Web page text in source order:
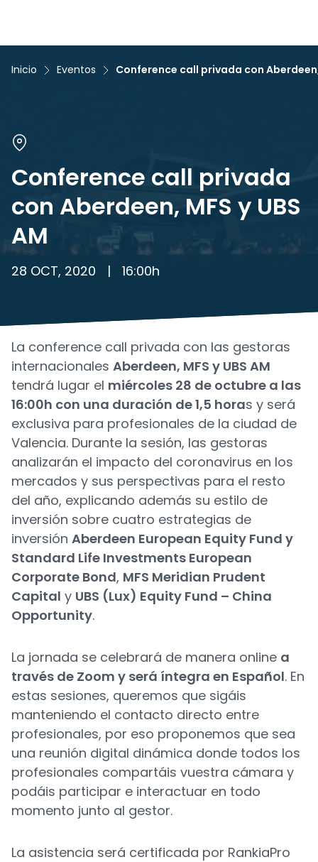
Inicio Eventos Conference call privada con Aberdeen,
Conference call privada
con Aberdeen, MFS y UBS
AM
28 OCT, 2020 | 16:00h
La conference call privada con las gestoras
internacionales Aberdeen, MFS y UBS AM
tendrá lugar el miércoles 28 de octubre a las
16:00h con una duración de 1,5 horas y será
exclusiva para profesionales de la ciudad de
Valencia. Durante la sesión, las gestoras
analizarán el impacto del coronavirus en los
mercados y sus perspectivas para el resto
del año, explicando además su estilo de
inversión sobre cuatro estrategias de
inversión Aberdeen European Equity Fund y
Standard Life Investments European
Corporate Bond, MFS Meridian Prudent
Capital y UBS (Lux) Equity Fund – China
Opportunity.
La jornada se celebrará de manera online a
través de Zoom y será íntegra en Español. En
estas sesiones, queremos que sigáis
manteniendo el contacto directo entre
profesionales, por eso proponemos que sea
una reunión digital dinámica donde todos los
profesionales compartáis vuestra cámara y
podáis participar e interactuar en todo
momento junto al gestor.
La asistencia será certificada por RankiaPro